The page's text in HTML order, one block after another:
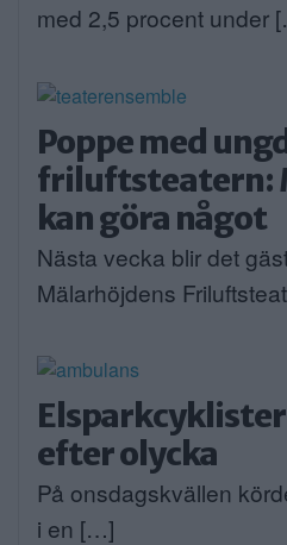
med 2,5 procent under
Poppe med
friluftsteatern:
kan göra något
Nästa vecka blir det
Mälarhöjdens
efter olycka
På onsdagskvällen
i en […]